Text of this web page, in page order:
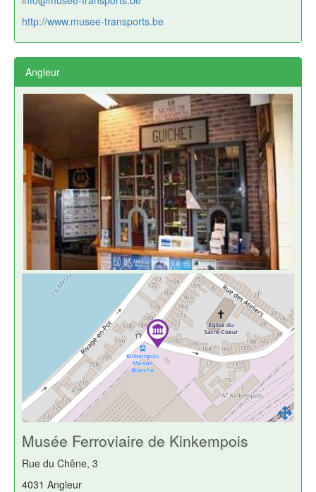
http://www.musee-transports.be
Angleur
Musée Ferroviaire de Kinkempois
Rue du Chêne, 3
4031 Angleur